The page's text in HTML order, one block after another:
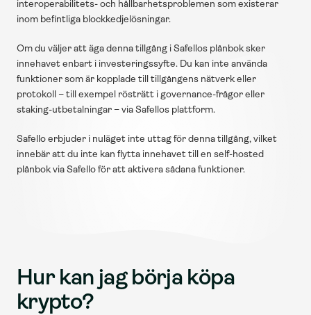
interoperabilitets- och hållbarhetsproblemen som existerar
inom befintliga blockkedjelösningar.
Om du väljer att äga denna tillgång i Safellos plånbok sker
innehavet enbart i investeringssyfte. Du kan inte använda
funktioner som är kopplade till tillgångens nätverk eller
protokoll – till exempel rösträtt i governance-frågor eller
staking-utbetalningar – via Safellos plattform.
Safello erbjuder i nuläget inte uttag för denna tillgång, vilket
innebär att du inte kan flytta innehavet till en self-hosted
plånbok via Safello för att aktivera sådana funktioner.
Hur kan jag börja köpa
krypto?